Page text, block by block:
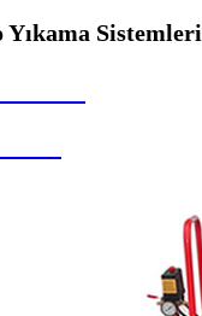
Yıkama Sistemleri